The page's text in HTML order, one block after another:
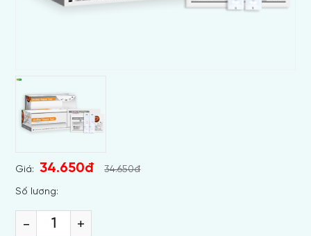
Giá:34.650đ 34.650đ
Số lương:
- +